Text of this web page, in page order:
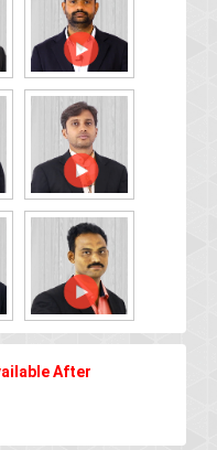
After